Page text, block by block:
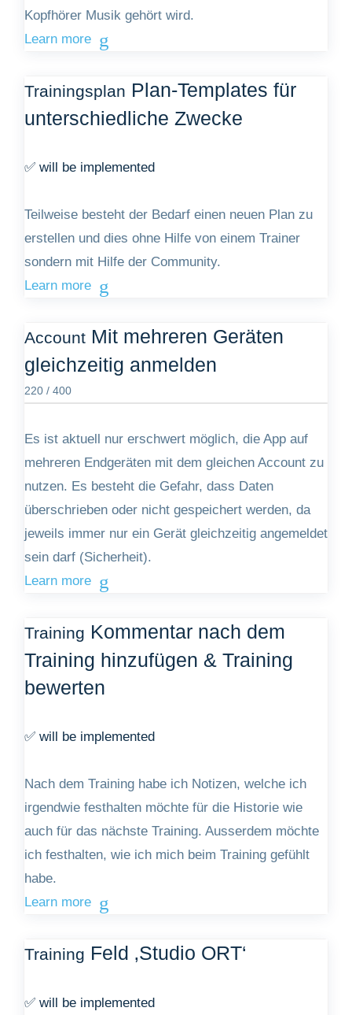
Kopfhörer Musik gehört wird.
Learn more
Trainingsplan Plan-Templates für
unterschiedliche Zwecke
✅ will be implemented
Teilweise besteht der Bedarf einen neuen Plan zu
erstellen und dies ohne Hilfe von einem Trainer
sondern mit Hilfe der Community.
Learn more
Account Mit mehreren Geräten
gleichzeitig anmelden
220 / 400
Es ist aktuell nur erschwert möglich, die App auf
mehreren Endgeräten mit dem gleichen Account zu
nutzen. Es besteht die Gefahr, dass Daten
überschrieben oder nicht gespeichert werden, da
jeweils immer nur ein Gerät gleichzeitig angemeldet
sein darf (Sicherheit).
Learn more
Training Kommentar nach dem
Training hinzufügen & Training
bewerten
✅ will be implemented
Nach dem Training habe ich Notizen, welche ich
irgendwie festhalten möchte für die Historie wie
auch für das nächste Training. Ausserdem möchte
ich festhalten, wie ich mich beim Training gefühlt
habe.
Learn more
Training Feld ‚Studio ORT‘
✅ will be implemented